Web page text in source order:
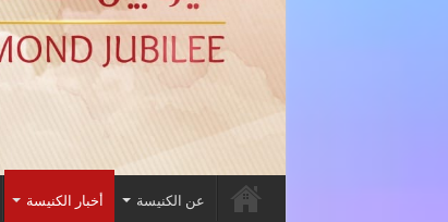
عن الكنيسة أخبار الكنيسة